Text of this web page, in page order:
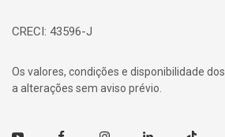
CRECI: 43596-J
Os valores, condições e disponibilidade
a alterações sem aviso prévio.